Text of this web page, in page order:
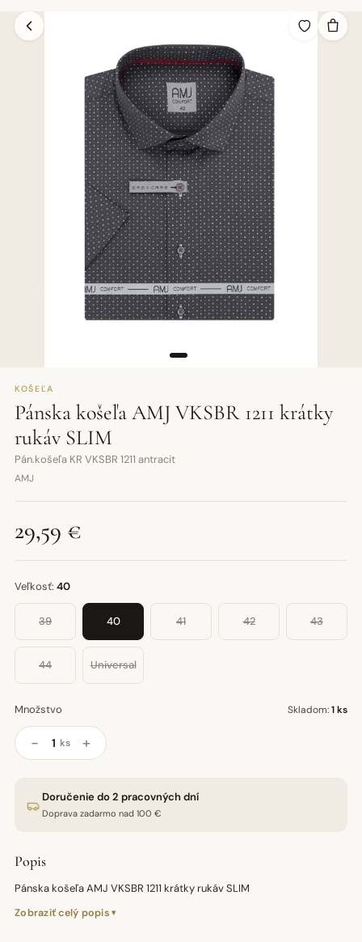
KOŠEĽA
Pánska košeľa AMJ VKSBR 1211 krátky
rukáv SLIM
Pán.košeľa KR VKSBR 1211 antracit
AMJ
29,59 €
Veľkosť: 40
39 40 41 42 43
44 Universal
Množstvo Skladom:1 ks
− ks +
Doručenie do 2 pracovných dní
Doprava zadarmo nad 100 €
Popis
Pánska košeľa AMJ VKSBR 1211 krátky rukáv SLIM
Zobraziť celý popis